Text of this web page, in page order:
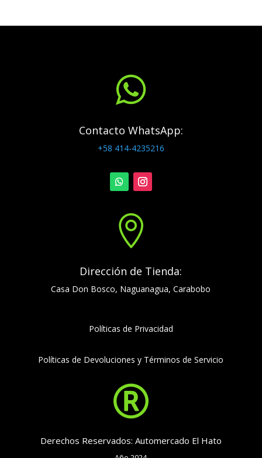

Contacto WhatsApp:
+58 414-4235216

Dirección de Tienda:
Casa Don Bosco, Naguanagua, Carabobo
Políticas de Privacidad
Políticas de Devoluciones y Términos de Servicio

Derechos Reservados: Automercado El Hato